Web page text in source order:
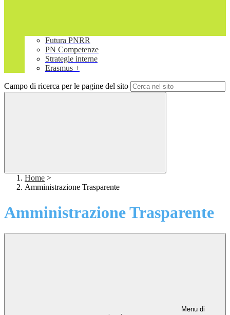
Futura PNRR
PN Competenze
Strategie interne
Erasmus +
Campo di ricerca per le pagine del sito
Home >
Amministrazione Trasparente
Amministrazione Trasparente
Menu di